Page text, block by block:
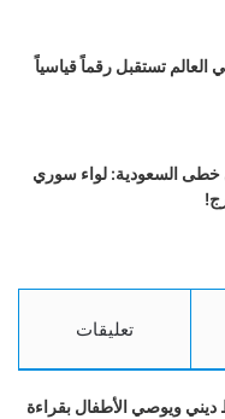
العالم تستقبل رقماً قياسياً
خطى السعودية: لواء سوري
تعليقات
ديني ويوصي الأطفال بقراءة